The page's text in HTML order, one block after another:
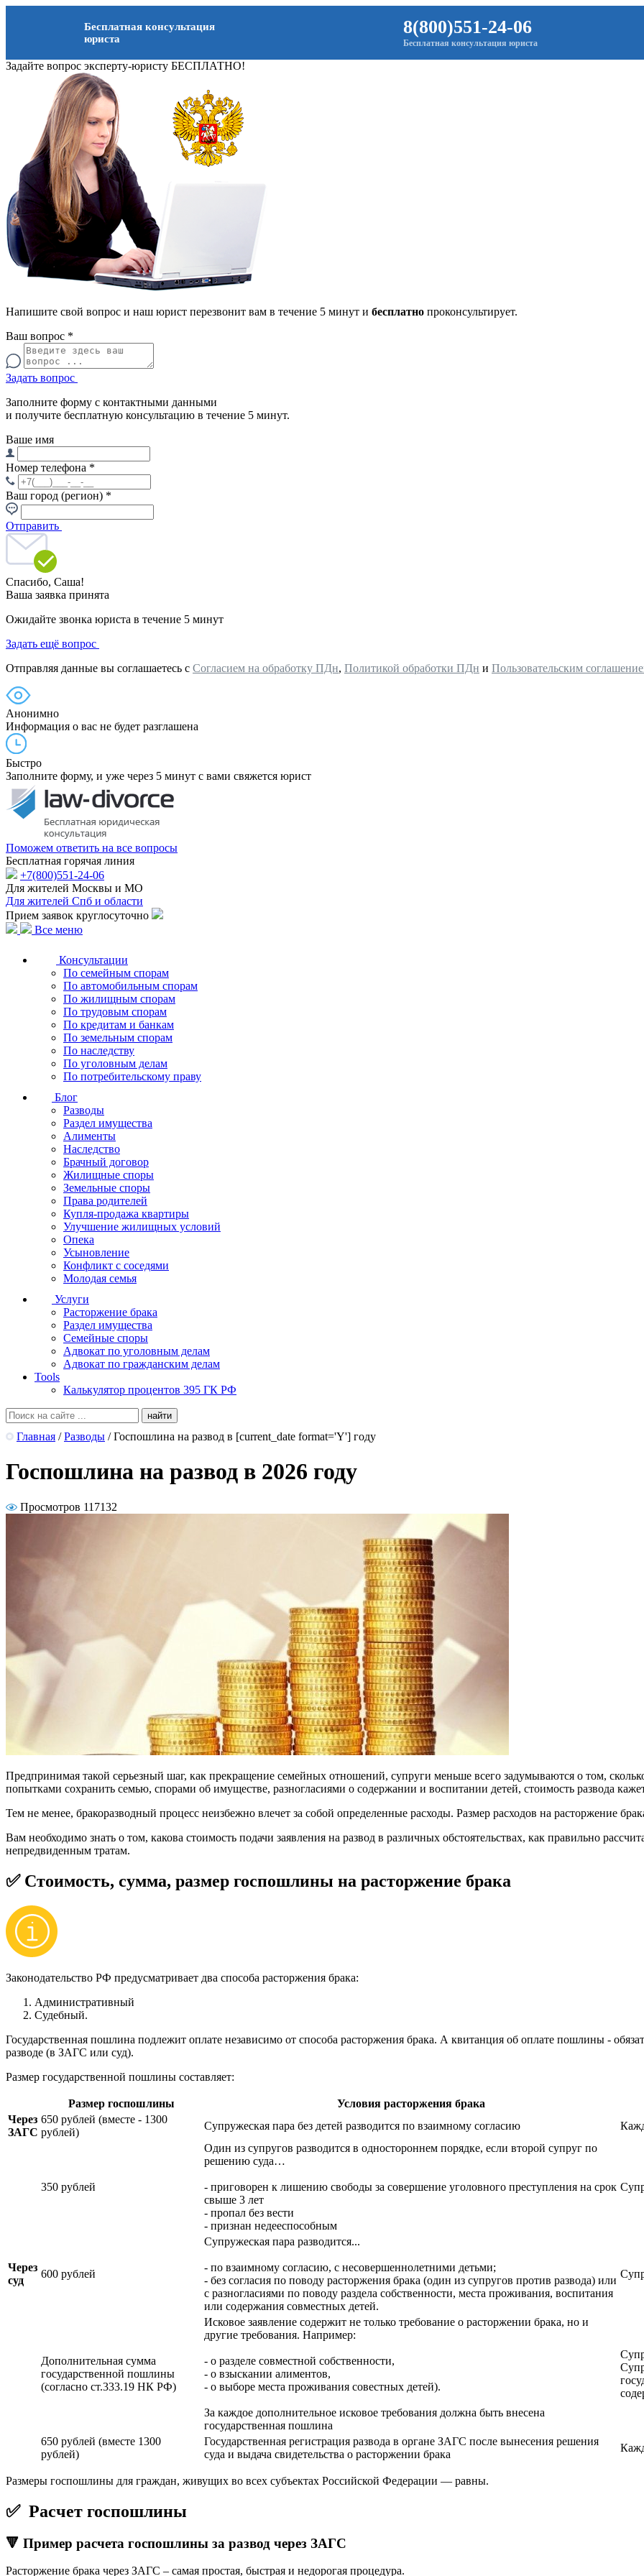
Бесплатная консультация
юриста
8(800)551-24-06
Бесплатная консультация юриста
Задайте вопрос эксперту-юристу БЕСПЛАТНО!
Напишите свой вопрос и наш юрист перезвонит вам в течение 5 минут и бесплатно проконсультирует.
Ваш вопрос *
Задать вопрос
Заполните форму с контактными данными
и получите бесплатную консультацию в течение 5 минут.
Ваше имя
Номер телефона *
Ваш город (регион) *
Отправить
Спасибо, Саша!
Ваша заявка принята
Ожидайте звонка юриста в течение 5 минут
Задать ещё вопрос
Отправляя данные вы соглашаетесь с Согласием на обработку ПДн, Политикой обработки ПДн и Пользовательским
Анонимно
Информация о вас не будет разглашена
Быстро
Заполните форму, и уже через 5 минут с вами свяжется юрист
Поможем ответить на все вопросы
Бесплатная горячая линия
+7(800)551-24-06
Для жителей Москвы и МО
Для жителей Спб и области
Прием заявок круглосуточно
Все меню
Консультации
По семейным спорам
По автомобильным спорам
По жилищным спорам
По трудовым спорам
По кредитам и банкам
По земельным спорам
По наследству
По уголовным делам
По потребительскому праву
Блог
Разводы
Раздел имущества
Алименты
Наследство
Брачный договор
Жилищные споры
Земельные споры
Права родителей
Купля-продажа квартиры
Улучшение жилищных условий
Опека
Усыновление
Конфликт с соседями
Молодая семья
Услуги
Расторжение брака
Раздел имущества
Семейные споры
Адвокат по уголовным делам
Адвокат по гражданским делам
Tools
Калькулятор процентов 395 ГК РФ
Главная / Разводы / Госпошлина на развод в [current_date format='Y'] году
Госпошлина на развод в 2026 году
Просмотров 117132
Предпринимая такой серьезный шаг, как прекращение семейных отношений, супруги меньше всего задумываются о том,
попытками сохранить семью, спорами об имуществе, разногласиями о содержании и воспитании детей, стоимость развода
Тем не менее, бракоразводный процесс неизбежно влечет за собой определенные расходы. Размер расходов на расторжение
Вам необходимо знать о том, какова стоимость подачи заявления на развод в различных обстоятельствах, как правильно
непредвиденным тратам.
✅ Стоимость, сумма, размер госпошлины на расторжение брака
Законодательство РФ предусматривает два способа расторжения брака:
Административный
Судебный.
Государственная пошлина подлежит оплате независимо от способа расторжения брака. А квитанция об оплате пошлины -
разводе (в ЗАГС или суд).
Размер государственной пошлины составляет:
Размер госпошлины
Условия расторжения брака
Через
ЗАГС
650 рублей (вместе - 1300
рублей)
Супружеская пара без детей разводится по взаимному согласию
350 рублей
Один из супругов разводится в одностороннем порядке, если второй супруг по
решению суда…
- приговорен к лишению свободы за совершение уголовного преступления на срок
свыше 3 лет
- пропал без вести
- признан недееспособным
Через
суд
600 рублей
Супружеская пара разводится...
- по взаимному согласию, с несовершеннолетними детьми;
- без согласия по поводу расторжения брака (один из супругов против развода) или
с разногласиями по поводу раздела собственности, места проживания, воспитания
или содержания совместных детей.
Дополнительная сумма
государственной пошлины
(согласно ст.333.19 НК РФ)
Исковое заявление содержит не только требование о расторжении брака, но и
другие требования. Например:
- о разделе совместной собственности,
- о взыскании алиментов,
- о выборе места проживания совестных детей).
За каждое дополнительное исковое требования должна быть внесена
государственная пошлина
650 рублей (вместе 1300
рублей)
Государственная регистрация развода в органе ЗАГС после вынесения решения
суда и выдача свидетельства о расторжении брака
Размеры госпошлины для граждан, живущих во всех субъектах Российской Федерации — равны.
✅ Расчет госпошлины
🔻 Пример расчета госпошлины за развод через ЗАГС
Расторжение брака через ЗАГС – самая простая, быстрая и недорогая процедура.